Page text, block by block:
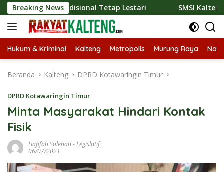
Langsung
ke
konten
Breaking News
Tradisional Tetap Lestari SMSI Kalteng dan Bidan
Hukum & Kriminal Kalteng Metropolis Murung Raya
Beranda Kalteng DPRD Kotawaringin Timur
DPRD Kotawaringin Timur
Minta Masyarakat Hindari Kontak
Fisik
Hafifah Solehah -Legislatif
06/07/2021